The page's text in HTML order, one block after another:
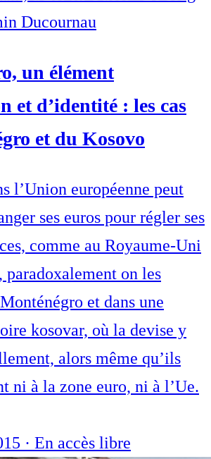
Ducournau
un élément
et d’identité : les cas
et du Kosovo
l’Union européenne peut
ses euros pour régler ses
comme au Royaume-Uni
paradoxalement on les
et dans une
kosovar, où la devise y
alors même qu’ils
ni à la zone euro, ni à l’Ue.
· En accès libre